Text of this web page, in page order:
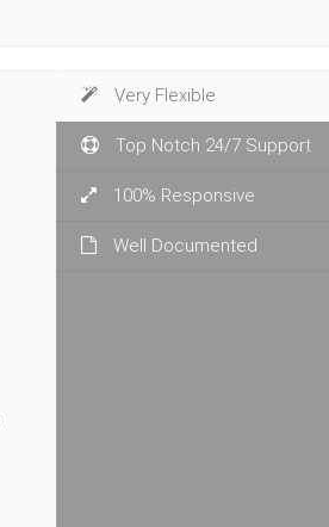
Very Flexible
Top Notch 24/7 Support
100% Responsive
Well Documented